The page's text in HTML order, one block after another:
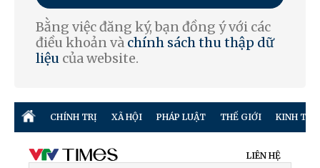
Bằng việc đăng ký, bạn đồng ý với các
điều khoản và chính sách thu thập dữ
liệu của website.
CHÍNH TRỊ XÃ HỘI PHÁP LUẬT THẾ GIỚI KINH TẾ
LIÊN HỆ